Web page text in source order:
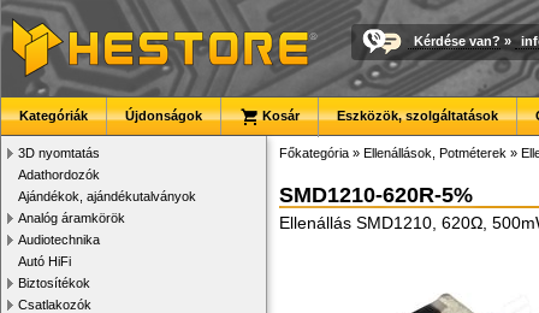
Kérdése van? »
Kategóriák Újdonságok Kosár Eszközök, szolgáltatások
3D nyomtatás
Adathordozók
Ajándékok, ajándékutalványok
Analóg áramkörök
Audiotechnika
Autó HiFi
Biztosítékok
Csatlakozók
Főkategória » Ellenállások, Potméterek »
SMD1210-620R-5%
Ellenállás SMD1210, 620Ω,